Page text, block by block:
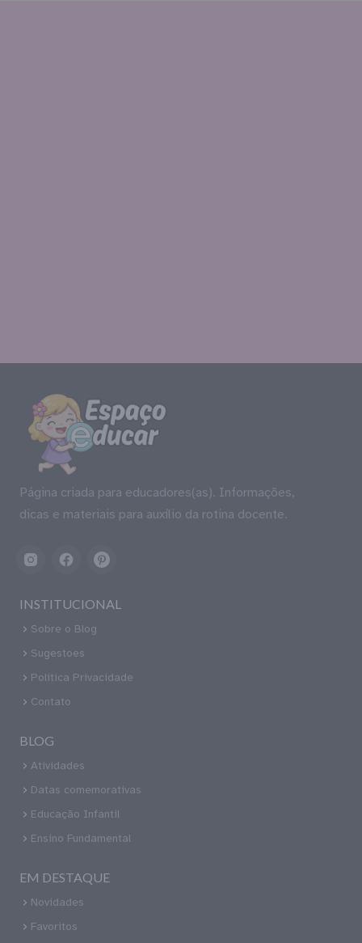
Página criada para educadores(as). Informações,
dicas e materiais para auxílio da rotina docente.
INSTITUCIONAL
Sobre o Blog
Sugestoes
Política Privacidade
Contato
BLOG
Atividades
Datas comemorativas
Educação Infantil
Ensino Fundamental
EM DESTAQUE
Novidades
Favoritos